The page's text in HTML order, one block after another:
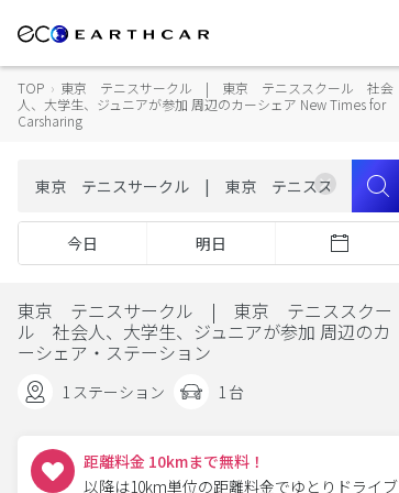
TOP › 東京 テニスサークル | 東京 テニススクール 社会
人、大学生、ジュニアが参加 周辺のカーシェア New Times for
Carsharing
今日 明日
東京 テニスサークル | 東京 テニススクー
ル 社会人、大学生、ジュニアが参加 周辺のカ
ーシェア・ステーション
1 ステーション 1 台
距離料金 10kmまで無料！
以降は10km単位の距離料金でゆとりドライブ